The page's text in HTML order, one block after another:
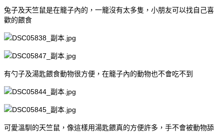
兔子及天竺鼠是在籠子內的，一籠沒有太多隻，小朋友可以找自己喜
歡的餵食
有勺子及湯匙餵食動物很方便，在籠子內的動物也不會吃不到
可愛溫馴的天竺鼠，像這樣用湯匙餵真的方便許多，手不會被動物舔